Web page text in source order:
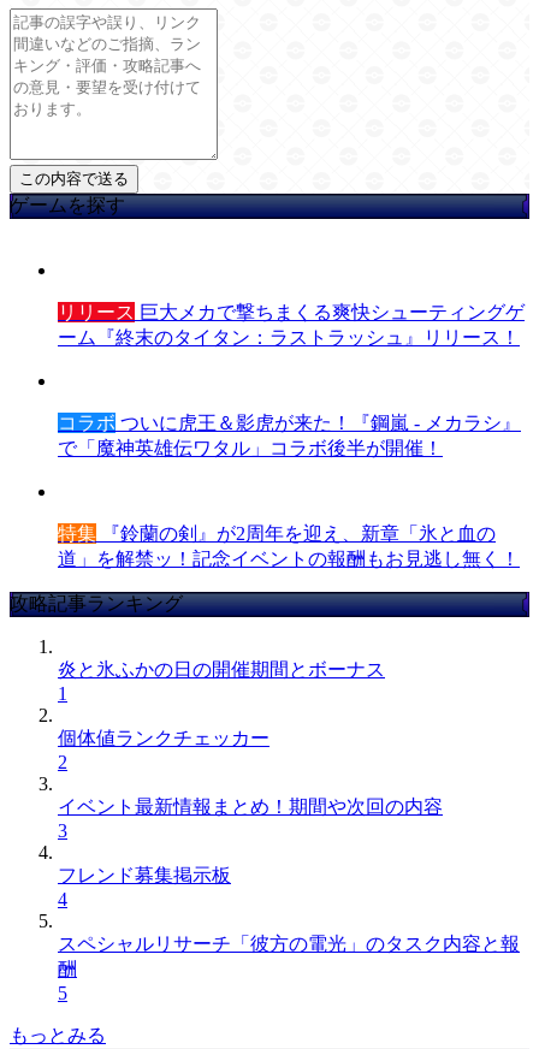
ゲームを探す
リリース 巨大メカで撃ちまくる爽快シューティングゲ
ーム『終末のタイタン：ラストラッシュ』リリース！
コラボ ついに虎王＆影虎が来た！『鋼嵐 - メカラシ』
で「魔神英雄伝ワタル」コラボ後半が開催！
特集 『鈴蘭の剣』が2周年を迎え、新章「氷と血の
道」を解禁ッ！記念イベントの報酬もお見逃し無く！
攻略記事ランキング
炎と氷ふかの日の開催期間とボーナス
1
個体値ランクチェッカー
2
イベント最新情報まとめ！期間や次回の内容
3
フレンド募集掲示板
4
スペシャルリサーチ「彼方の電光」のタスク内容と報
酬
5
もっとみる